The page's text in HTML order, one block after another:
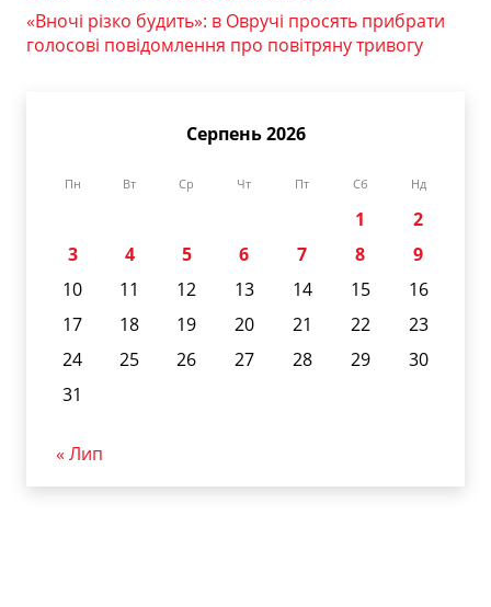
«Вночі різко будить»: в Овручі просять прибрати
голосові повідомлення про повітряну тривогу
Серпень 2026
Пн Вт Ср Чт Пт Сб Нд
1
2
3
4 5 6 7 8
9
10
11 12 13 14 15
16
17
18 19 20 21 22
23
24
25 26 27 28 29
30
31
« Лип